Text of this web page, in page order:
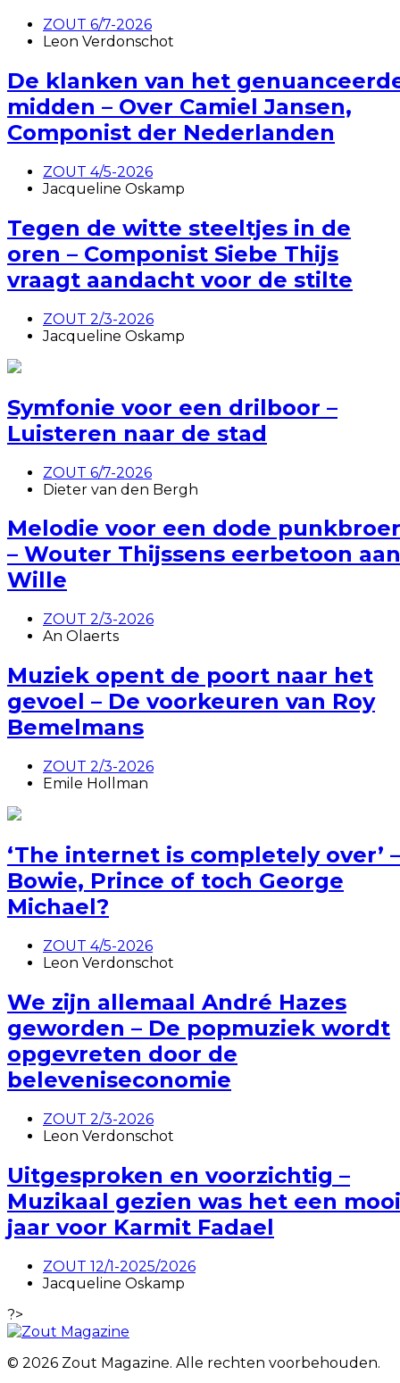
ZOUT 6/7-2026
Leon Verdonschot
De klanken van het
midden – Over Camiel Jansen,
Componist der Nederlanden
ZOUT 4/5-2026
Jacqueline Oskamp
Tegen de witte steeltjes in de
oren – Componist Siebe Thijs
vraagt aandacht voor de stilte
ZOUT 2/3-2026
Jacqueline Oskamp
Symfonie voor een drilboor –
Luisteren naar de stad
ZOUT 6/7-2026
Dieter van den Bergh
Melodie voor een dode punkbroer
– Wouter Thijssens eerbetoon aan
Wille
ZOUT 2/3-2026
An Olaerts
Muziek opent de poort naar het
gevoel – De voorkeuren van Roy
Bemelmans
ZOUT 2/3-2026
Emile Hollman
‘The internet is completely over’ –
Bowie, Prince of toch George
Michael?
ZOUT 4/5-2026
Leon Verdonschot
We zijn allemaal André Hazes
geworden – De popmuziek wordt
opgevreten door de
beleveniseconomie
ZOUT 2/3-2026
Leon Verdonschot
Uitgesproken en voorzichtig –
Muzikaal gezien was het een mooi
jaar voor Karmit Fadael
ZOUT 12/1-2025/2026
Jacqueline Oskamp
?>
© 2026 Zout Magazine. Alle rechten voorbehouden.